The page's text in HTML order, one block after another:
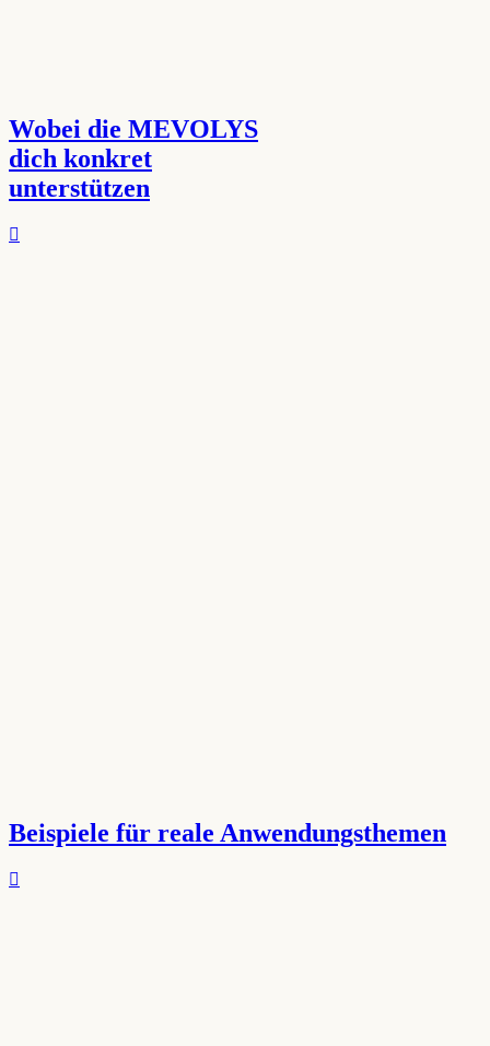
Wobei die MEVOLYS
dich konkret
unterstützen
Beispiele für reale Anwendungsthemen